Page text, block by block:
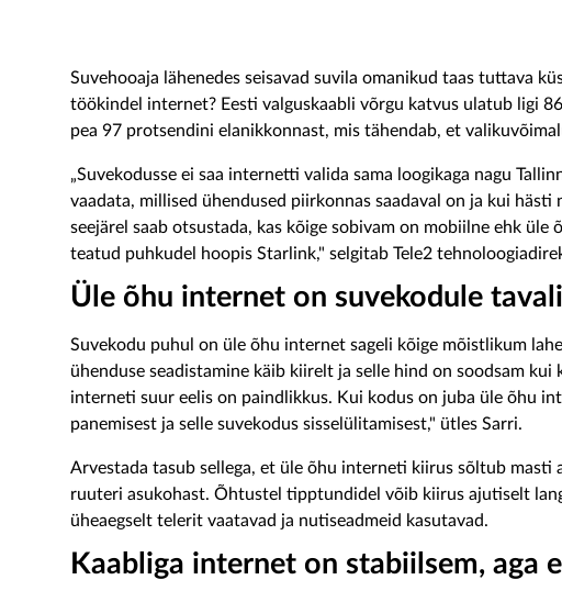
Suvehooaja lähenedes seisavad suvila omanikud taas tuttava
töökindel internet? Eesti valguskaabli võrgu katvus ulatub ligi
pea 97 protsendini elanikkonnast, mis tähendab, et
„Suvekodusse ei saa internetti valida sama loogikaga nagu
vaadata, millised ühendused piirkonnas saadaval on ja kui hästi
seejärel saab otsustada, kas kõige sobivam on mobiilne ehk üle
teatud puhkudel hoopis Starlink," selgitab Tele2
Üle õhu internet on suvekodule
Suvekodu puhul on üle õhu internet sageli kõige mõistlikum
ühenduse seadistamine käib kiirelt ja selle hind on soodsam kui
interneti suur eelis on paindlikkus. Kui kodus on juba üle õhu
panemisest ja selle suvekodus sisselülitamisest," ütles Sarri.
Arvestada tasub sellega, et üle õhu interneti kiirus sõltub masti
ruuteri asukohast. Õhtustel tipptundidel võib kiirus ajutiselt
üheaegselt telerit vaatavad ja nutiseadmeid kasutavad.
Kaabliga internet on stabiilsem, aga